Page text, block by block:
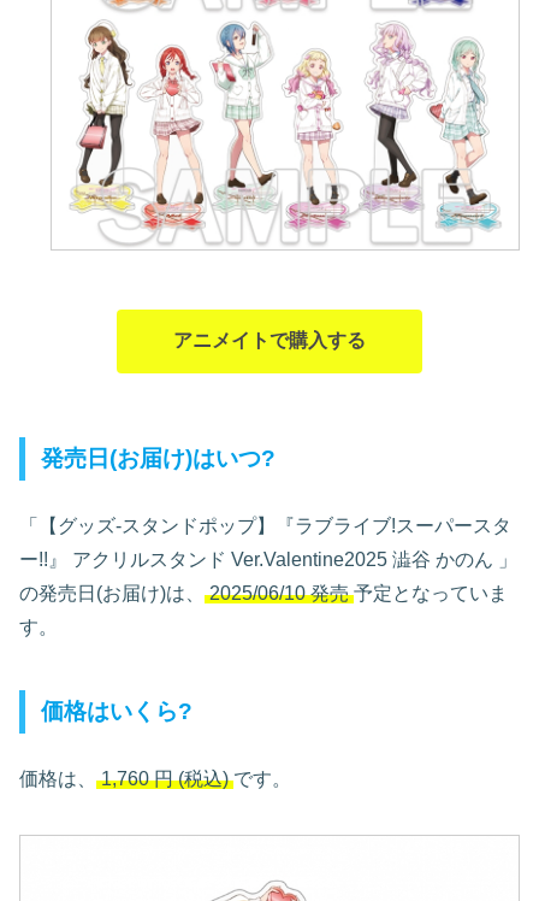
アニメイトで購入する
発売日(お届け)はいつ?
「【グッズ-スタンドポップ】『ラブライブ!スーパースタ
ー!!』 アクリルスタンド Ver.Valentine2025 澁谷 かのん 」
の発売日(お届け)は、 2025/06/10 発売 予定となっていま
す。
価格はいくら?
価格は、 1,760円(税込) です。